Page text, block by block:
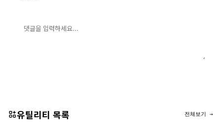
유틸리티 목록 전체보기 →